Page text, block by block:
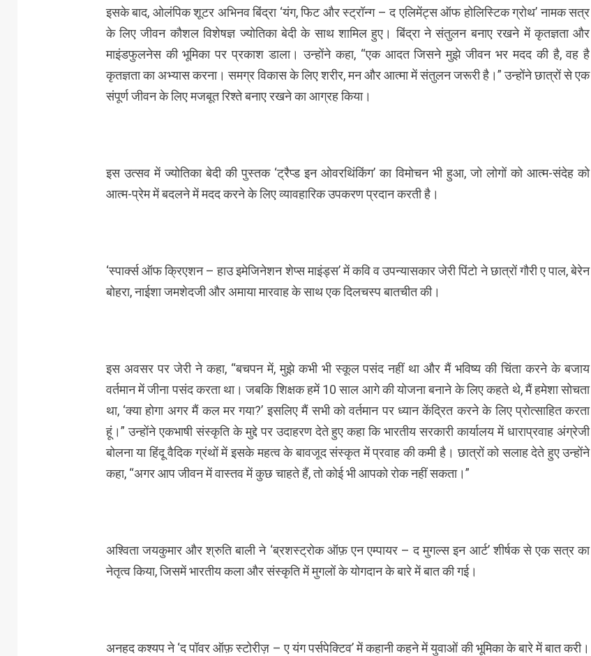
इसके बाद, ओलंपिक शूटर अभिनव बिंद्रा ‘यंग, फिट और स्ट्रॉन्ग – द एलिमेंट्स ऑफ होलिस्टिक ग्रोथ’ नामक सत्र
के लिए जीवन कौशल विशेषज्ञ ज्योतिका बेदी के साथ शामिल हुए। बिंद्रा ने संतुलन बनाए रखने में कृतज्ञता और
माइंडफुलनेस की भूमिका पर प्रकाश डाला। उन्होंने कहा, “एक आदत जिसने मुझे जीवन भर मदद की है, वह है
कृतज्ञता का अभ्यास करना। समग्र विकास के लिए शरीर, मन और आत्मा में संतुलन जरूरी है।” उन्होंने छात्रों से एक
संपूर्ण जीवन के लिए मजबूत रिश्ते बनाए रखने का आग्रह किया।
इस उत्सव में ज्योतिका बेदी की पुस्तक ‘ट्रैप्ड इन ओवरथिंकिंग’ का विमोचन भी हुआ, जो लोगों को आत्म-संदेह को
आत्म-प्रेम में बदलने में मदद करने के लिए व्यावहारिक उपकरण प्रदान करती है।
‘स्पार्क्स ऑफ क्रिएशन – हाउ इमेजिनेशन शेप्स माइंड्स’ में कवि व उपन्यासकार जेरी पिंटो ने छात्रों गौरी ए पाल, बेरेन
बोहरा, नाईशा जमशेदजी और अमाया मारवाह के साथ एक दिलचस्प बातचीत की।
इस अवसर पर जेरी ने कहा, “बचपन में, मुझे कभी भी स्कूल पसंद नहीं था और मैं भविष्य की चिंता करने के बजाय
वर्तमान में जीना पसंद करता था। जबकि शिक्षक हमें 10 साल आगे की योजना बनाने के लिए कहते थे, मैं हमेशा सोचता
था, ‘क्या होगा अगर मैं कल मर गया?’ इसलिए मैं सभी को वर्तमान पर ध्यान केंद्रित करने के लिए प्रोत्साहित करता
हूं।” उन्होंने एकभाषी संस्कृति के मुद्दे पर उदाहरण देते हुए कहा कि भारतीय सरकारी कार्यालय में धाराप्रवाह अंग्रेजी
बोलना या हिंदू वैदिक ग्रंथों में इसके महत्व के बावजूद संस्कृत में प्रवाह की कमी है। छात्रों को सलाह देते हुए उन्होंने
कहा, “अगर आप जीवन में वास्तव में कुछ चाहते हैं, तो कोई भी आपको रोक नहीं सकता।”
अश्विता जयकुमार और श्रुति बाली ने ‘ब्रशस्ट्रोक ऑफ़ एन एम्पायर – द मुगल्स इन आर्ट’ शीर्षक से एक सत्र का
नेतृत्व किया, जिसमें भारतीय कला और संस्कृति में मुगलों के योगदान के बारे में बात की गई।
अनहद कश्यप ने ‘द पॉवर ऑफ़ स्टोरीज़ – ए यंग पर्सपेक्टिव’ में कहानी कहने में युवाओं की भूमिका के बारे में बात करी।